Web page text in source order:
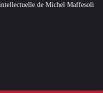
Pour regagner son influence en